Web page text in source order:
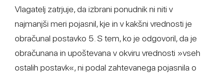
Vlagatelj zatrjuje, da izbrani ponudnik ni niti v
najmanjši meri pojasnil, kje in v kakšni vrednosti je
obračunal postavko 5. S tem, ko je odgovoril, da je
obračunana in upoštevana v okviru vrednosti »vseh
ostalih postavk«, ni podal zahtevanega pojasnila o